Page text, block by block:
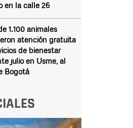
en la calle 26
1.100 animales
atención gratuita
de bienestar
julio en Usme, al
Bogotá